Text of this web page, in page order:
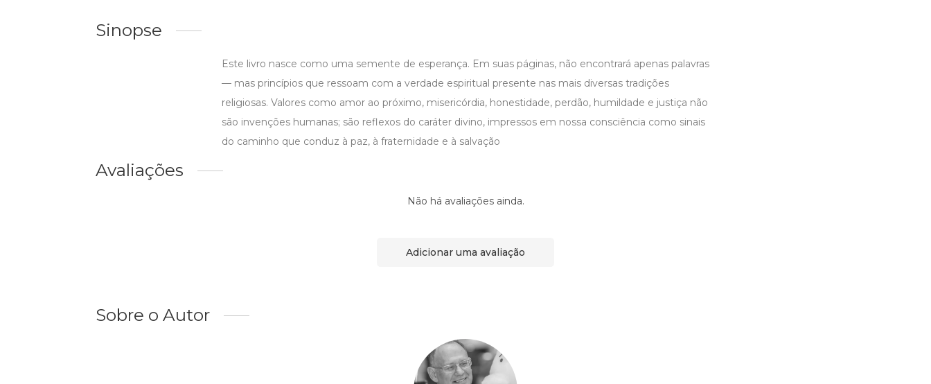
Sinopse
Este livro nasce como uma semente de esperança. Em suas páginas, não encontrará apenas palavras
— mas princípios que ressoam com a verdade espiritual presente nas mais diversas tradições
religiosas. Valores como amor ao próximo, misericórdia, honestidade, perdão, humildade e justiça não
são invenções humanas; são reflexos do caráter divino, impressos em nossa consciência como sinais
do caminho que conduz à paz, à fraternidade e à salvação
Avaliações
Não há avaliações ainda.
Adicionar uma avaliação
Sobre o Autor